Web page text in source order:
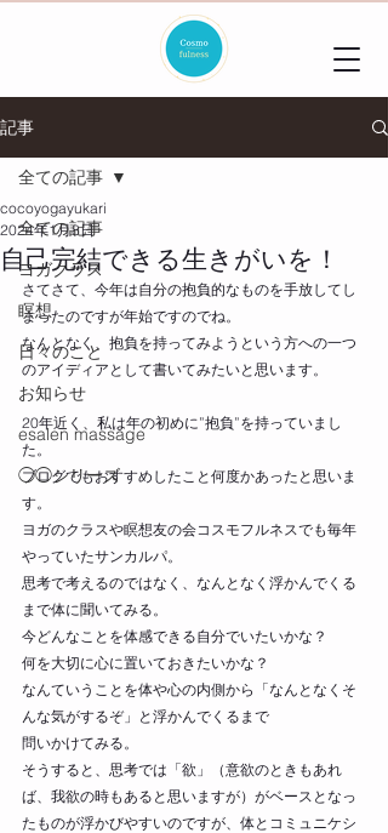
記事
全ての記事
ヨガクラス
瞑想
日々のこと
お知らせ
esalen massage
◯◯シリーズ
全ての記事
自己完結できる生きがいを！
cocoyogayukari
2024年1月8日
さてさて、今年は自分の抱負的なものを手放してし
まったのですが年始ですのでね。
なんとなく、抱負を持ってみようという方への一つ
のアイディアとして書いてみたいと思います。
20年近く、私は年の初めに”抱負”を持っていまし
た。
ブログでもおすすめしたこと何度かあったと思いま
す。
ヨガのクラスや瞑想友の会コスモフルネスでも毎年
やっていたサンカルパ。
思考で考えるのではなく、なんとなく浮かんでくる
まで体に聞いてみる。
今どんなことを体感できる自分でいたいかな？
何を大切に心に置いておきたいかな？
なんていうことを体や心の内側から「なんとなくそ
んな気がするぞ」と浮かんでくるまで
問いかけてみる。
そうすると、思考では「欲」（意欲のときもあれ
ば、我欲の時もあると思いますが）がベースとなっ
たものが浮かびやすいのですが、体とコミュニケシ